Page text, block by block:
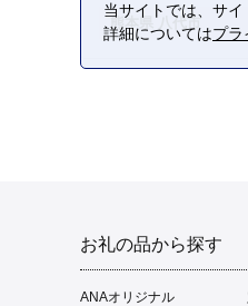
熊本県 八代市
お礼の品から探す
ANAオリジナル
当サイトでは、サ
詳細についてはプラ